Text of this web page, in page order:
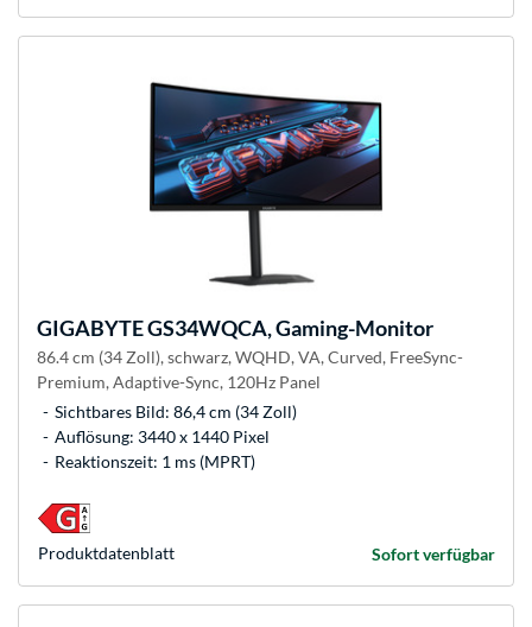
GIGABYTEGS34WQCA, Gaming-Monitor
86.4 cm (34 Zoll), schwarz, WQHD, VA, Curved, FreeSync-
Premium, Adaptive-Sync, 120Hz Panel
Sichtbares Bild: 86,4 cm (34 Zoll)
Auflösung: 3440 x 1440 Pixel
Reaktionszeit: 1 ms (MPRT)
Sofort verfügbar
Produkt­datenblatt